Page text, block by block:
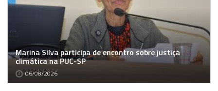
Marina Silva participa de encontro sobre justiça
climática na PUC-SP
06/08/2026